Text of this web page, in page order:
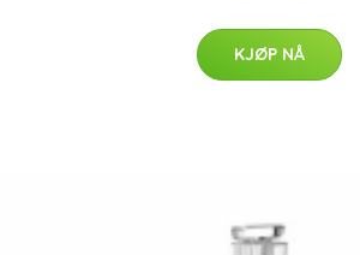
KJØP NÅ